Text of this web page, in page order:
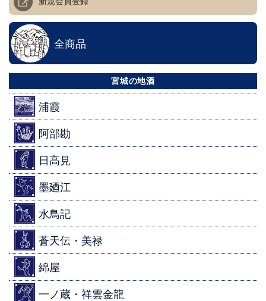
全商品
宮城の地酒
浦霞
阿部勘
日高見
墨廼江
水鳥記
蒼天伝・美禄
綿屋
一ノ蔵・祥雲金龍